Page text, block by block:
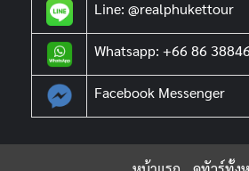
Line: @realphukettour
Whatsapp: +66 86
Facebook Messenger